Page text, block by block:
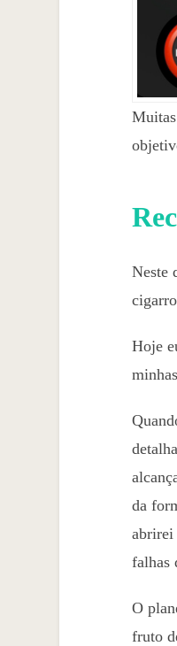
Neste
Hoje
da
abrirei
falhas
O
fruto